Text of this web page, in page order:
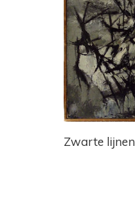
Zwarte lijnen